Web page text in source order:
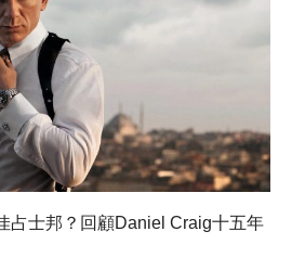
占士邦？回顧Daniel Craig十五年